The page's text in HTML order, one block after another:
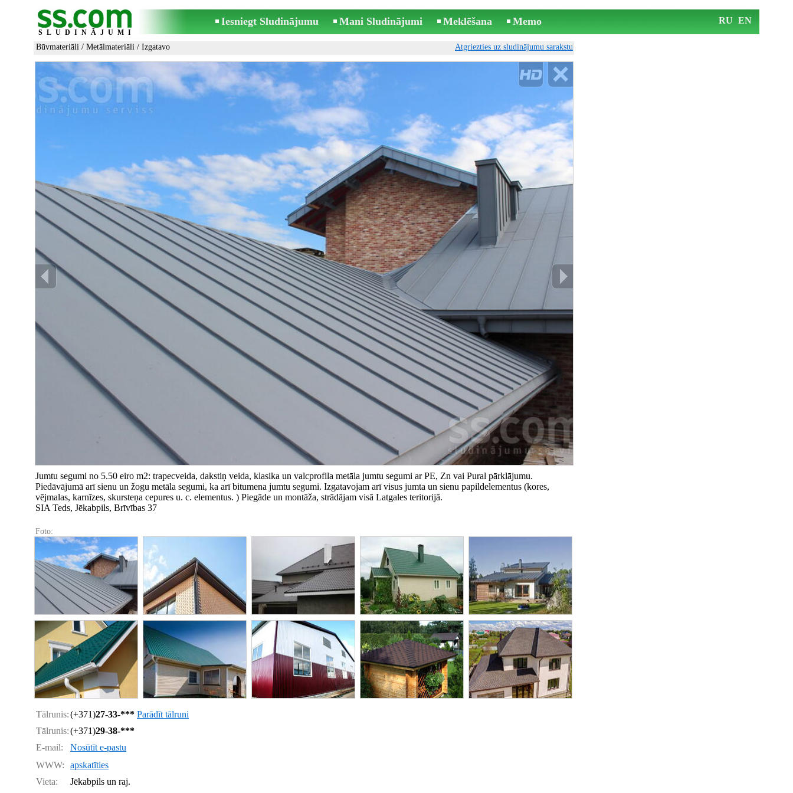
SLUDINĀJUMI
Iesniegt Sludinājumu Mani Sludinājumi Meklēšana Memo RU EN
Būvmateriāli / Metālmateriāli / Izgatavo Atgriezties uz sludinājumu sarakstu
Jumtu segumi no 5.50 eiro m2: trapecveida, dakstiņ veida, klasika un valcprofila metāla jumtu segumi ar PE, Zn vai Pural pārklājumu.
Piedāvājumā arī sienu un žogu metāla segumi, ka arī bitumena jumtu segumi. Izgatavojam arī visus jumta un sienu papildelementus (kores,
vējmalas, karnīzes, skursteņa cepures u. c. elementus. ) Piegāde un montāža, strādājam visā Latgales teritorijā.
SIA Teds, Jēkabpils, Brīvības 37
Foto:
Tālrunis:(+371)27-33-*** Parādīt tālruni
Tālrunis:(+371)29-38-***
E-mail:
Nosūtīt e-pastu
WWW:
apskatīties
Vieta:
Jēkabpils un raj.